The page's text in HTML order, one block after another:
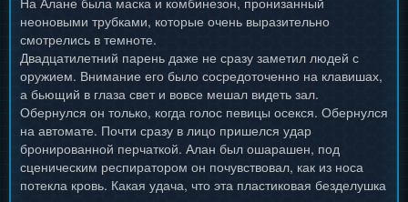
неоновыми трубками, которые очень выразительно
смотрелись в темноте.
Двадцатилетний парень даже не сразу заметил людей с
оружием. Внимание его было сосредоточенно на клавишах,
а бьющий в глаза свет и вовсе мешал видеть зал.
Обернулся он только, когда голос певицы осекся. Обернулся
на автомате. Почти сразу в лицо пришелся удар
бронированной перчаткой. Алан был ошарашен, под
сценическим респиратором он почувствовал, как из носа
потекла кровь. Какая удача, что эта пластиковая безделушка